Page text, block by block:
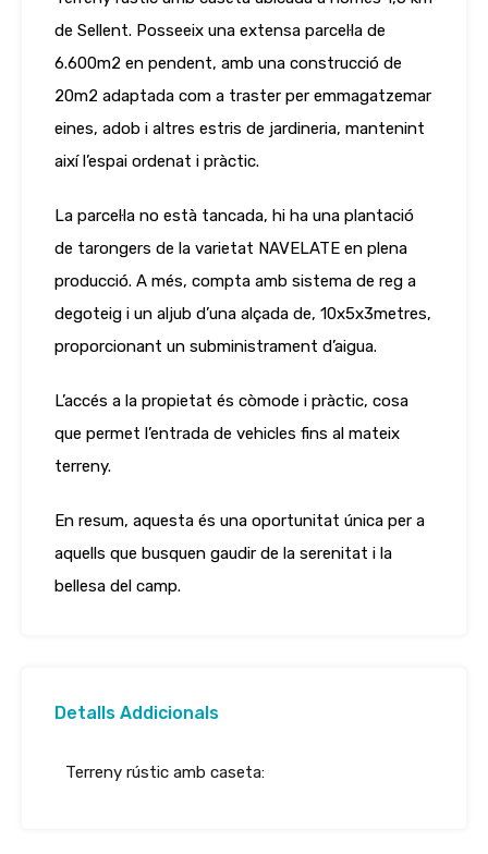
de Sellent. Posseeix una extensa parcel·la de
6.600m2 en pendent, amb una construcció de
20m2 adaptada com a traster per emmagatzemar
eines, adob i altres estris de jardineria, mantenint
així l’espai ordenat i pràctic.
La parcel·la no està tancada, hi ha una plantació
de tarongers de la varietat NAVELATE en plena
producció. A més, compta amb sistema de reg a
degoteig i un aljub d’una alçada de, 10x5x3metres,
proporcionant un subministrament d’aigua.
L’accés a la propietat és còmode i pràctic, cosa
que permet l’entrada de vehicles fins al mateix
terreny.
En resum, aquesta és una oportunitat única per a
aquells que busquen gaudir de la serenitat i la
bellesa del camp.
Detalls Addicionals
Terreny rústic amb caseta: